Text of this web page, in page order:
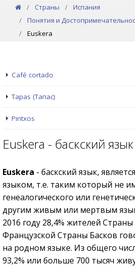
Страны
Испания
Понятия и
Euskera
Café cortado
Tapas (Тапас)
Pintxos
Euskera - баскский язык
Euskera - баскский язык,
языком, т.е. таким который не
генеалогического или
другим живым или мертвым
2016 году 28,4% жителей
Французской Страны Басков
на родном языке. Из общего
93,2% или больше 700 тысяч